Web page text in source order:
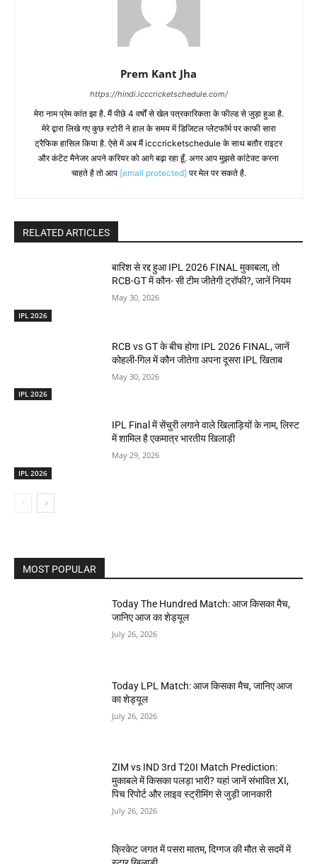
Prem Kant Jha
https://hindi.icccricketschedule.com/
मेरा नाम प्रेम कांत झा है. मैं पीछे 4 वर्षों से खेल पत्रकारिकता के फील्ड से जुड़ा हुआ है.
मेरे द्वारा लिखे गए कुछ स्टोरी ने हाल के समय में डिजिटल प्लेटफॉर्म पर काफी सारा
ट्रैफिक हासिल किया है. ऐसे में अब मैं icccricketschedule के साथ बतौर राइटर
और कंटेंट मैनेजर अपने करियर को आगे बढ़ा रहा हूँ. अगर आप मुझसे कांटेक्ट करना
चाहते है तो आप [email protected] पर मेल पर सकते है.
RELATED ARTICLES
IPL 2026
बारिश से रद्द हुआ IPL 2026 FINAL मुकाबला, तो
RCB-GT में कौन- सी टीम जीतेगी ट्रॉफी?, जानें नियम
May 30, 2026
IPL 2026
RCB vs GT के बीच होगा IPL 2026 FINAL, जानें
कोहली-गिल में कौन जीतेगा अपना दूसरा IPL खिताब
May 30, 2026
IPL 2026
IPL Final में सेंचुरी लगाने वाले खिलाड़ियों के नाम, लिस्ट
में शामिल है एकमात्र भारतीय खिलाड़ी
May 29, 2026
MOST POPULAR
Today The Hundred Match: आज किसका मैच,
जानिए आज का शेड्यूल
July 26, 2026
Today LPL Match: आज किसका मैच, जानिए आज
का शेड्यूल
July 26, 2026
ZIM vs IND 3rd T20I Match Prediction:
मुकाबले में किसका पलड़ा भारी? यहां जानें संभावित XI,
पिच रिपोर्ट और लाइव स्ट्रीमिंग से जुड़ी जानकारी
July 26, 2026
क्रिकेट जगत में पसरा मातम, दिग्गज की मौत से सदमें में